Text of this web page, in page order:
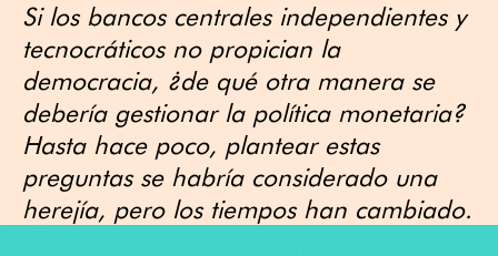
Si los bancos centrales independientes y
tecnocráticos no propician la
democracia, ¿de qué otra manera se
debería gestionar la política monetaria?
Hasta hace poco, plantear estas
preguntas se habría considerado una
herejía, pero los tiempos han cambiado.